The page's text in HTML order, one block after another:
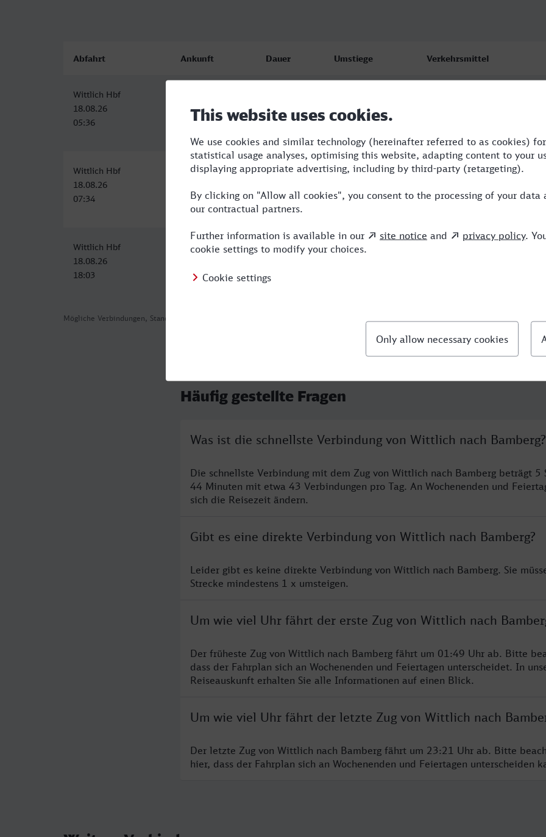
Mögliche Verbindungen, Stand: 2026-08-04 06:18
Abfahrt Ankunft Dauer Umstiege Verkehrsmittel
Wittlich Hbf
18.08.26
05:36
18.08.26
11:20
Wittlich Hbf
18.08.26
07:34
Bamberg
13:20
5:46 2 RE,ICE
Wittlich Hbf
18.08.26
18:03
Bamberg
04:19
10:16 3
Häufig gestellte Fragen
Was ist die schnellste Verbindung von Wittlich nach Bamberg?
Die schnellste Verbindung mit dem Zug von Wittlich nach Bamberg beträgt 5
44 Minuten mit etwa 43 Verbindungen pro Tag. An Wochenenden und
sich die Reisezeit ändern.
Gibt es eine direkte Verbindung von Wittlich nach Bamberg?
Leider gibt es keine direkte Verbindung von Wittlich nach Bamberg. Sie
Strecke mindestens 1 x umsteigen.
Um wie viel Uhr fährt der erste Zug von Wittlich nach
Der früheste Zug von Wittlich nach Bamberg fährt um 01:49 Uhr ab. Bitte
dass der Fahrplan sich an Wochenenden und Feiertagen unterscheidet. In
Reiseauskunft erhalten Sie alle Informationen auf einen Blick.
Um wie viel Uhr fährt der letzte Zug von Wittlich nach
Der letzte Zug von Wittlich nach Bamberg fährt um 23:21 Uhr ab. Bitte
hier, dass der Fahrplan sich an Wochenenden und Feiertagen unterscheiden